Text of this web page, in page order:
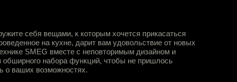
себя вещами, к которым хочется прикасаться
на кухне, дарит вам удовольствие от новых
SMEG вместе с неповторимым дизайном и
набора функций, чтобы не пришлось
о ваших возможностях.